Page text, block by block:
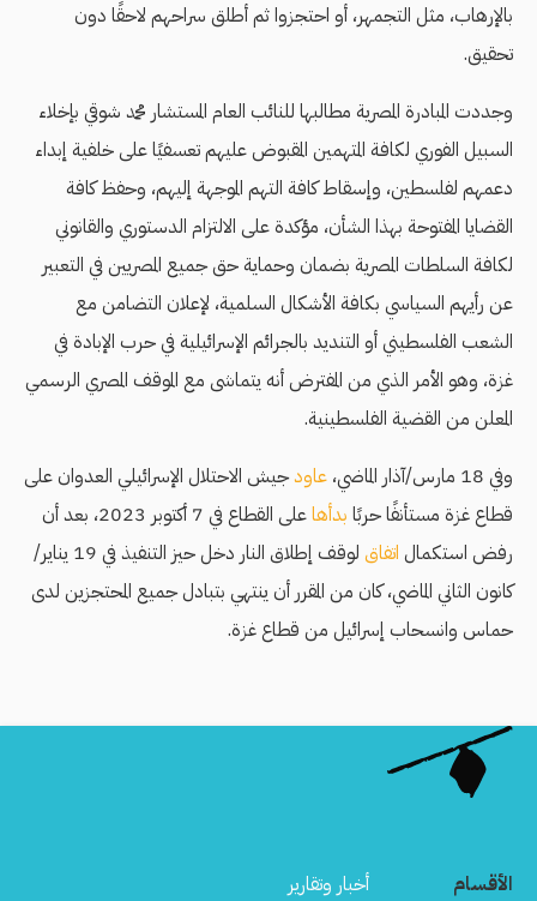
بالإرهاب، مثل التجمهر، أو احتجزوا ثم أطلق سراحهم لاحقًا دون
تحقيق.
وجددت المبادرة المصرية مطالبها للنائب العام المستشار محمد شوقي بإخلاء
السبيل الفوري لكافة المتهمين المقبوض عليهم تعسفيًا على خلفية إبداء
دعمهم لفلسطين، وإسقاط كافة التهم الموجهة إليهم، وحفظ كافة
القضايا المفتوحة بهذا الشأن، مؤكدة على الالتزام الدستوري والقانوني
لكافة السلطات المصرية بضمان وحماية حق جميع المصريين في التعبير
عن رأيهم السياسي بكافة الأشكال السلمية، لإعلان التضامن مع
الشعب الفلسطيني أو التنديد بالجرائم الإسرائيلية في حرب الإبادة في
غزة، وهو الأمر الذي من المفترض أنه يتماشى مع الموقف المصري الرسمي
المعلن من القضية الفلسطينية.
وفي 18 مارس/آذار الماضي،
عاودجيش الاحتلال الإسرائيلي العدوان على
قطاع غزة مستأنفًا حربًا بدأها
على القطاع في 7 أكتوبر 2023، بعد أن
رفض استكمال اتفاق
لوقف إطلاق النار دخل حيز التنفيذ في 19 يناير/
كانون الثاني الماضي، كان من المقرر أن ينتهي بتبادل جميع المحتجزين لدى
حماس وانسحاب إسرائيل من قطاع غزة.
الأقسام
أخبار وتقارير